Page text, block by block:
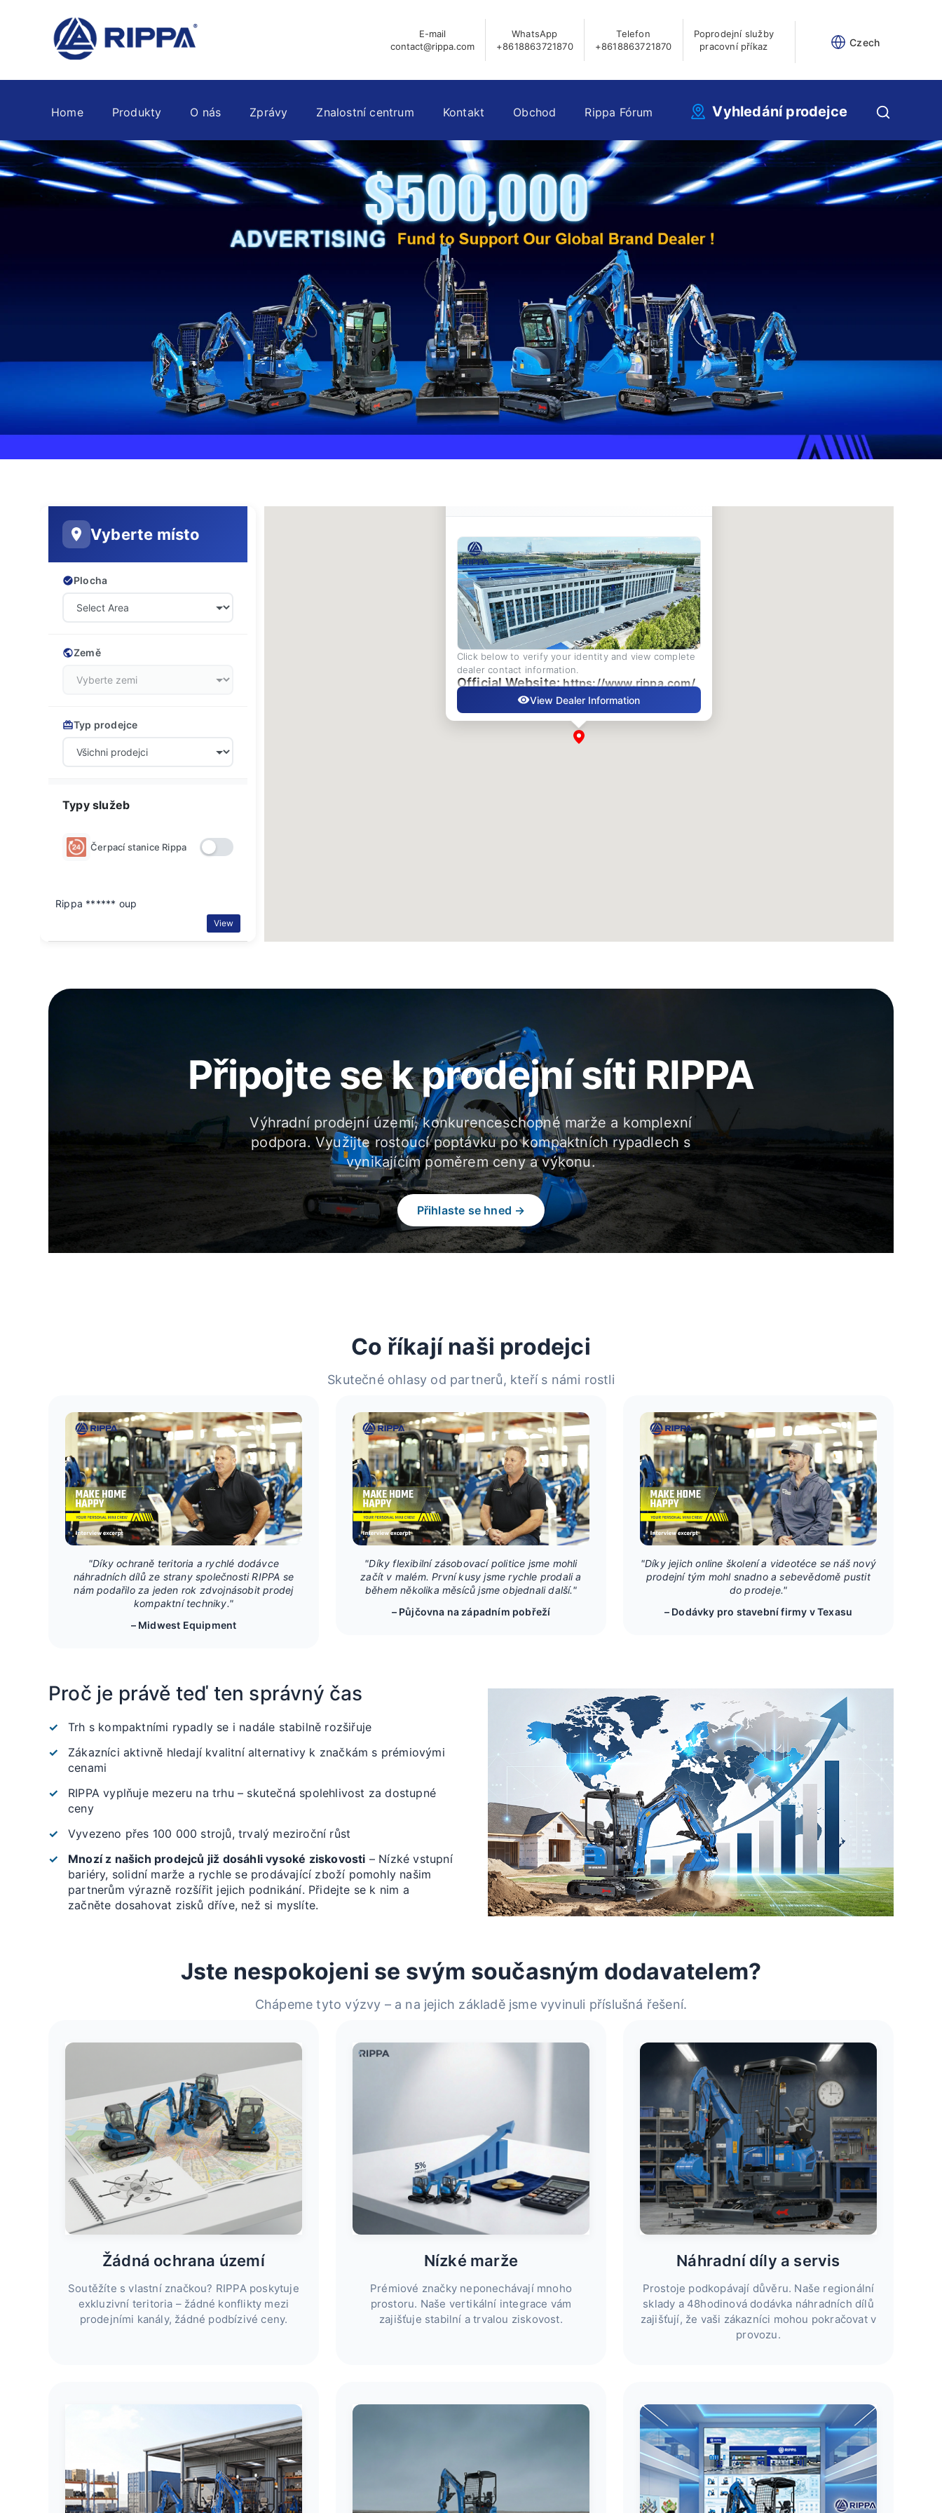
E-mail
contact@rippa.com
WhatsApp
+8618863721870
Telefon
+8618863721870
Poprodejní služby
pracovní příkaz
Czech
Home Produkty O nás Zprávy Znalostní centrum Kontakt Obchod Rippa Fórum Vyhledání prodejce
Vyberte místo
Plocha
Země
Typ prodejce
Typy služeb
Čerpací stanice Rippa
Rippa ****** oup
View
Rippa ****** oup
Click below to verify your identity and view complete
dealer contact information.
Official Website:https://www.rippa.com/
View Dealer Information
Připojte se k prodejní síti RIPPA
Výhradní prodejní území, konkurenceschopné marže a komplexní
podpora. Využijte rostoucí poptávku po kompaktních rypadlech s
vynikajícím poměrem ceny a výkonu.
Přihlaste se hned →
Co říkají naši prodejci
Skutečné ohlasy od partnerů, kteří s námi rostli
"Díky ochraně teritoria a rychlé dodávce
náhradních dílů ze strany společnosti RIPPA se
nám podařilo za jeden rok zdvojnásobit prodej
kompaktní techniky."
– Midwest Equipment
"Díky flexibilní zásobovací politice jsme mohli
začít v malém. První kusy jsme rychle prodali a
během několika měsíců jsme objednali další."
– Půjčovna na západním pobřeží
"Díky jejich online školení a videotéce se náš nový
prodejní tým mohl snadno a sebevědomě pustit
do prodeje."
– Dodávky pro stavební firmy v Texasu
Proč je právě teď ten správný čas
Trh s kompaktními rypadly se i nadále stabilně rozšiřuje
Zákazníci aktivně hledají kvalitní alternativy k značkám s prémiovými
cenami
RIPPA vyplňuje mezeru na trhu – skutečná spolehlivost za dostupné
ceny
Vyvezeno přes 100 000 strojů, trvalý meziroční růst
Mnozí z našich prodejců již dosáhli vysoké ziskovosti – Nízké vstupní
bariéry, solidní marže a rychle se prodávající zboží pomohly našim
partnerům výrazně rozšířit jejich podnikání. Přidejte se k nim a
začněte dosahovat zisků dříve, než si myslíte.
Jste nespokojeni se svým současným dodavatelem?
Chápeme tyto výzvy – a na jejich základě jsme vyvinuli příslušná řešení.
Žádná ochrana území
Soutěžíte s vlastní značkou? RIPPA poskytuje
exkluzivní teritoria – žádné konflikty mezi
prodejními kanály, žádné podbízivé ceny.
Nízké marže
Prémiové značky neponechávají mnoho
prostoru. Naše vertikální integrace vám
zajišťuje stabilní a trvalou ziskovost.
Náhradní díly a servis
Prostoje podkopávají důvěru. Naše regionální
sklady a 48hodinová dodávka náhradních dílů
zajišťují, že vaši zákazníci mohou pokračovat v
provozu.